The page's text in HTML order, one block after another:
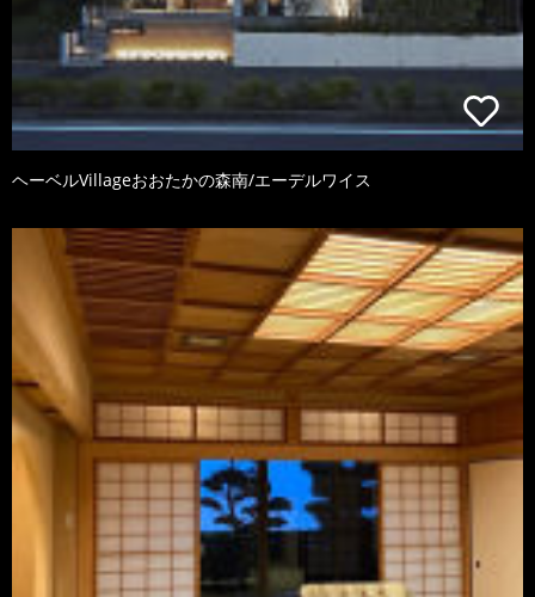
ヘーベルVillageおおたかの森南/エーデルワイス